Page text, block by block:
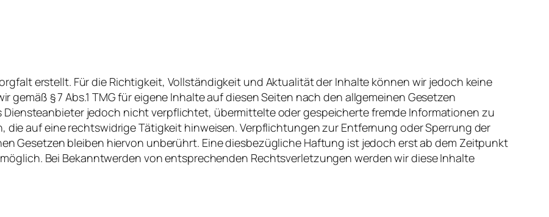
erstellt. Fürdie Richtigkeit, Vollständigkeit und Aktualitätder Inhalte können wir jedoch keine
gemäß § 7 Abs.1 TMGfüreigene InhalteaufdiesenSeiten nach den allgemeinen Gesetzen
Diensteanbieter jedoch nichtverpflichtet, übermittelteodergespeichertefremde Informationen zu
, dieaufeinerechtswidrigeTätigkeit hinweisen. Verpflichtungenzur Entfernung oderSperrung der
Gesetzen bleiben hiervon unberührt. Einediesbezügliche Haftung ist jedoch erstab dem Zeitpunkt
möglich. Bei Bekanntwerden vonentsprechenden Rechtsverletzungen werdenwirdieseInhalte